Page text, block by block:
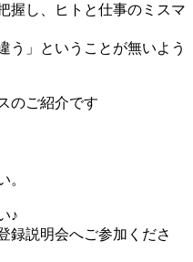
握し、ヒトと仕事のミスマ
う」ということが無いよう
のご紹介です
。
♪
録説明会へご参加くださ